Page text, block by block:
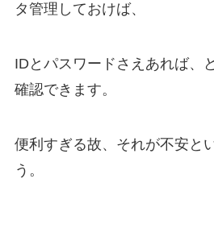
タ管理しておけば、
IDとパスワードさえあれば、
確認できます。
便利すぎる故、それが不安と
う。